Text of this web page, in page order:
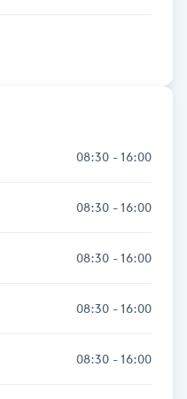
08:30 - 16:00
08:30 - 16:00
08:30 - 16:00
08:30 - 16:00
08:30 - 16:00